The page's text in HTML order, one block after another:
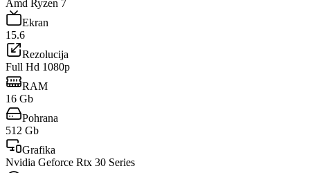
Amd Ryzen 7
Ekran
15.6
Rezolucija
Full Hd 1080p
RAM
16 Gb
Pohrana
512 Gb
Grafika
Nvidia Geforce Rtx 30 Series